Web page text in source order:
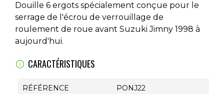
Douille 6 ergots spécialement conçue pour le
serrage de l'écrou de verrouillage de
roulement de roue avant Suzuki Jimny 1998 à
aujourd'hui.
CARACTÉRISTIQUES
RÉFÉRENCE PONJ22